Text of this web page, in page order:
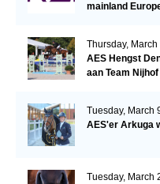
mainland
Thursday, March
AES Hengst
aan Team Nijhof
Tuesday, March
AES'er Arkuga
Tuesday, March